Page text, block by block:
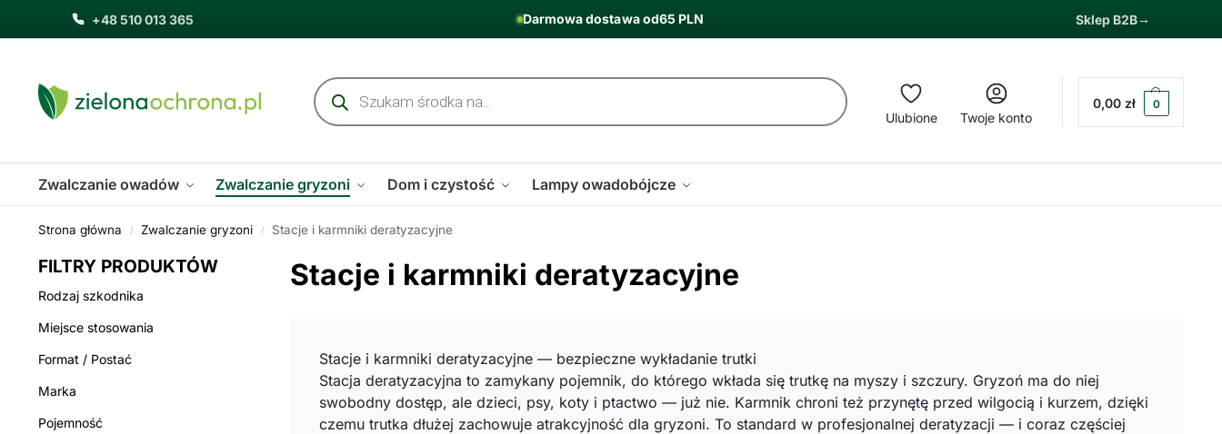
+48 510 013 365 Darmowa dostawa od65 PLN Sklep B2B
Ulubione Twoje konto
0,00 zł 0
Zwalczanie owadów Zwalczanie gryzoni Dom i czystość Lampy owadobójcze
Strona główna / Zwalczanie gryzoni / Stacje i karmniki deratyzacyjne
Stacje i karmniki deratyzacyjne
Stacje i karmniki deratyzacyjne — bezpieczne wykładanie trutki
Stacja deratyzacyjna to zamykany pojemnik, do którego wkłada się trutkę na myszy i szczury. Gryzoń ma do niej
swobodny dostęp, ale dzieci, psy, koty i ptactwo — już nie. Karmnik chroni też przynętę przed wilgocią i kurzem, dzięki
czemu trutka dłużej zachowuje atrakcyjność dla gryzoni. To standard w profesjonalnej deratyzacji — i coraz częściej
FILTRY PRODUKTÓW
Rodzaj szkodnika
Miejsce stosowania
Format / Postać
Marka
Pojemność